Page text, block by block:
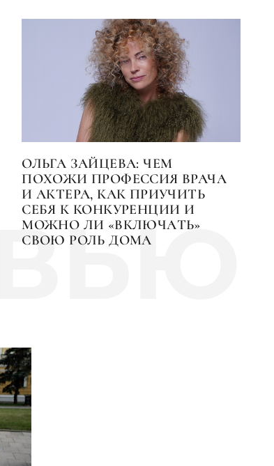
ОЛЬГА ЗАЙЦЕВА: ЧЕМ
ПОХОЖИ ПРОФЕССИЯ ВРАЧА
И АКТЕРА, КАК ПРИУЧИТЬ
СЕБЯ К КОНКУРЕНЦИИ И
МОЖНО ЛИ «ВКЛЮЧAТЬ»
СВОЮ РОЛЬ ДОМА